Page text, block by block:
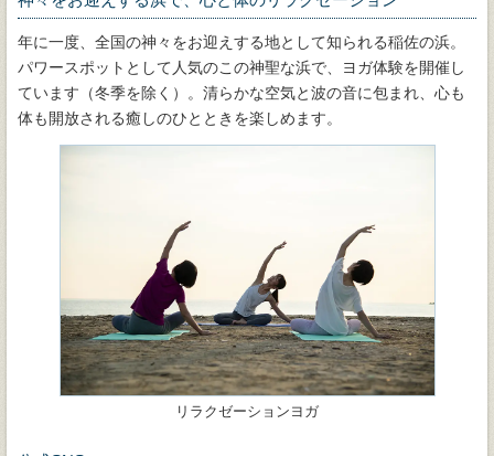
年に一度、全国の神々をお迎えする地として知られる稲佐の浜。
パワースポットとして人気のこの神聖な浜で、ヨガ体験を開催し
ています（冬季を除く）。清らかな空気と波の音に包まれ、心も
体も開放される癒しのひとときを楽しめます。
リラクゼーションヨガ